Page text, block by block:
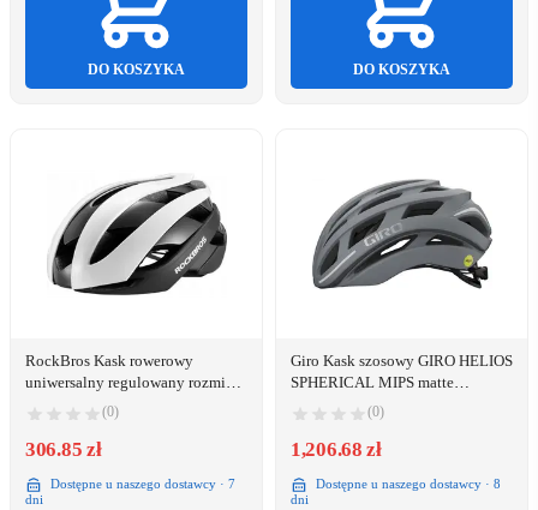
DO KOSZYKA DO KOSZYKA
RockBros Kask rowerowy
uniwersalny regulowany rozmiar
M czarno-biały ROCKBROS
(0)
306.85 zł
Dostępne u naszego dostawcy · 7
dni
Giro Kask szosowy GIRO HELIOS
SPHERICAL MIPS matte
sharkskin roz. M (55-59 cm)
(NEW 2024)
(0)
1,206.68 zł
Dostępne u naszego dostawcy · 8
dni